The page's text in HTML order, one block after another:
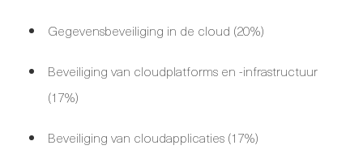
Gegevensbeveiliging in de cloud (20%)
Beveiliging van cloudplatforms en -infrastructuur
(17%)
Beveiliging van cloudapplicaties (17%)